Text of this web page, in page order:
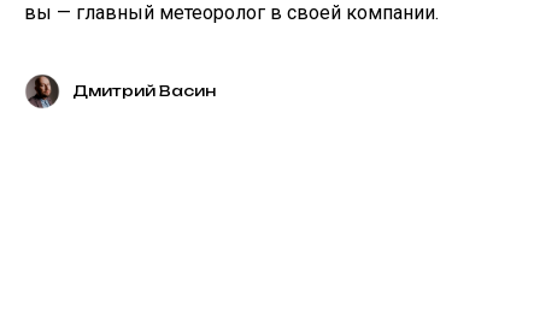
вы — главный метеоролог в своей компании.
Дмитрий Васин